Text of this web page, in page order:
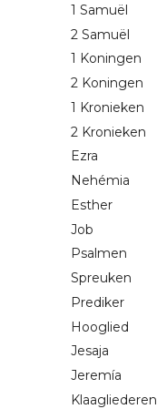
1 Samuël
2 Samuël
1 Koningen
2 Koningen
1 Kronieken
2 Kronieken
Ezra
Nehémia
Esther
Job
Psalmen
Spreuken
Prediker
Hooglied
Jesaja
Jeremía
Klaagliederen